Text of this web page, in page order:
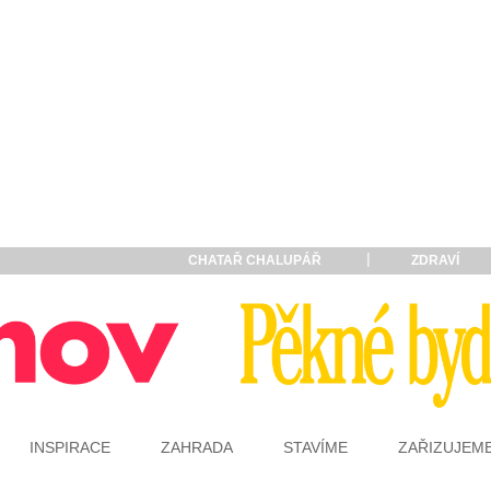
CHATAŘ CHALUPÁŘ ZDRAVÍ
INSPIRACE ZAHRADA STAVÍME